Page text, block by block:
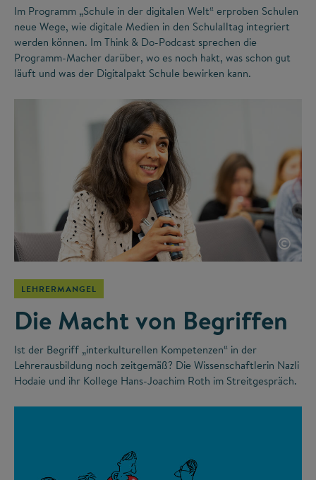
Im Programm „Schule in der digitalen Welt“ erproben Schulen
neue Wege, wie digitale Medien in den Schulalltag integriert
werden können. Im Think & Do-Podcast sprechen die
Programm-Macher darüber, wo es noch hakt, was schon gut
läuft und was der Digitalpakt Schule bewirken kann.
©
LEHRERMANGEL
Die Macht von Begriffen
Ist der Begriff „interkulturellen Kompetenzen“ in der
Lehrerausbildung noch zeitgemäß? Die Wissenschaftlerin Nazli
Hodaie und ihr Kollege Hans-Joachim Roth im Streitgespräch.